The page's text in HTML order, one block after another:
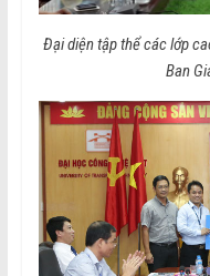
Đại diện tập thể các lớp
Ban